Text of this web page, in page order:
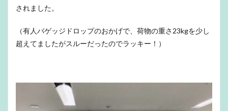
スタ
ート
5
おわ
りに
されました。
（有人バゲッジドロップのおかげで、荷物の重さ23kgを少し
超えてましたがスルーだったのでラッキー！）